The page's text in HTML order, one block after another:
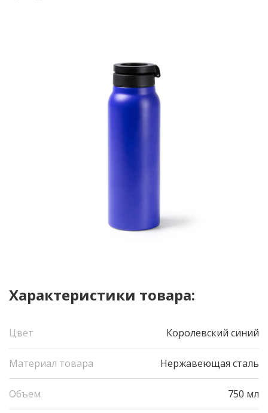
Характеристики товара:
Цвет Королевский синий
Материал товара Нержавеющая сталь
Объем 750 мл